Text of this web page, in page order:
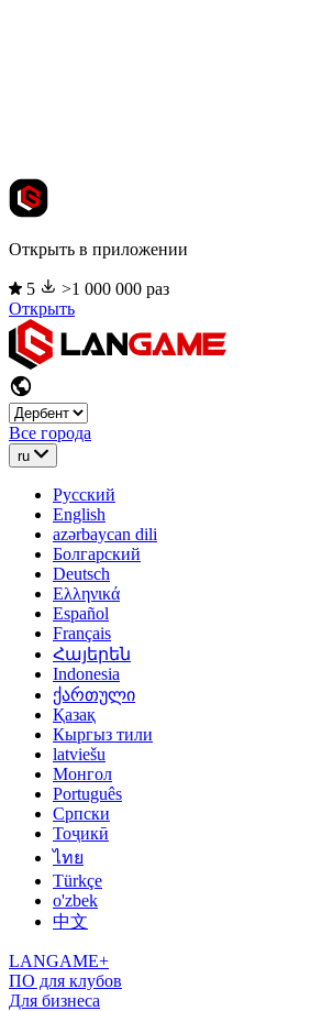
Открыть в приложении
5
>1 000 000 раз
Открыть
Все города
ru
Русский
English
azərbaycan dili
Болгарский
Deutsch
Ελληνικά
Español
Français
Հայերեն
Indonesia
ქართული
Қазақ
Кыргыз тили
latviešu
Монгол
Português
Српски
Тоҷикӣ
ไทย
Türkçe
o'zbek
中文
LANGAME+
ПО для клубов
Для бизнеса